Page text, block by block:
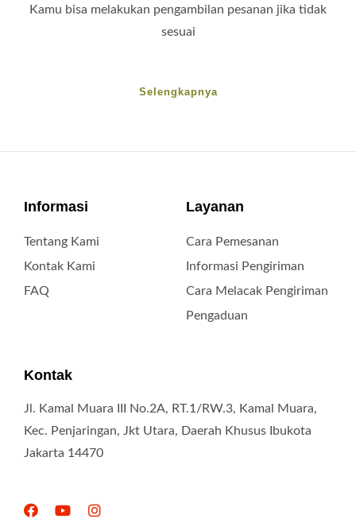
Kamu bisa melakukan pengambilan pesanan jika tidak
sesuai
Selengkapnya
Informasi
Tentang Kami
Kontak Kami
FAQ
Layanan
Cara Pemesanan
Informasi Pengiriman
Cara Melacak Pengiriman
Pengaduan
Kontak
Jl. Kamal Muara III No.2A, RT.1/RW.3, Kamal Muara,
Kec. Penjaringan, Jkt Utara, Daerah Khusus Ibukota
Jakarta 14470